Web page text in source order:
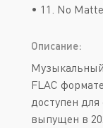
• 11. No
Описание:
Музыкальный
FLAC
доступен для
выпущен в